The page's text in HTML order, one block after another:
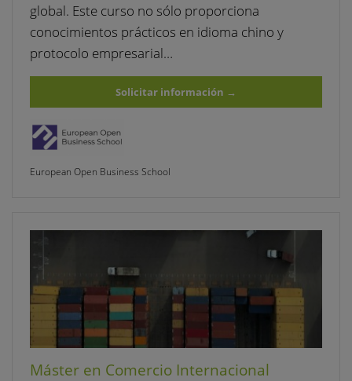
global. Este curso no sólo proporciona
conocimientos prácticos en idioma chino y
protocolo empresarial…
Solicitar información →
European Open Business School
Máster en Comercio Internacional